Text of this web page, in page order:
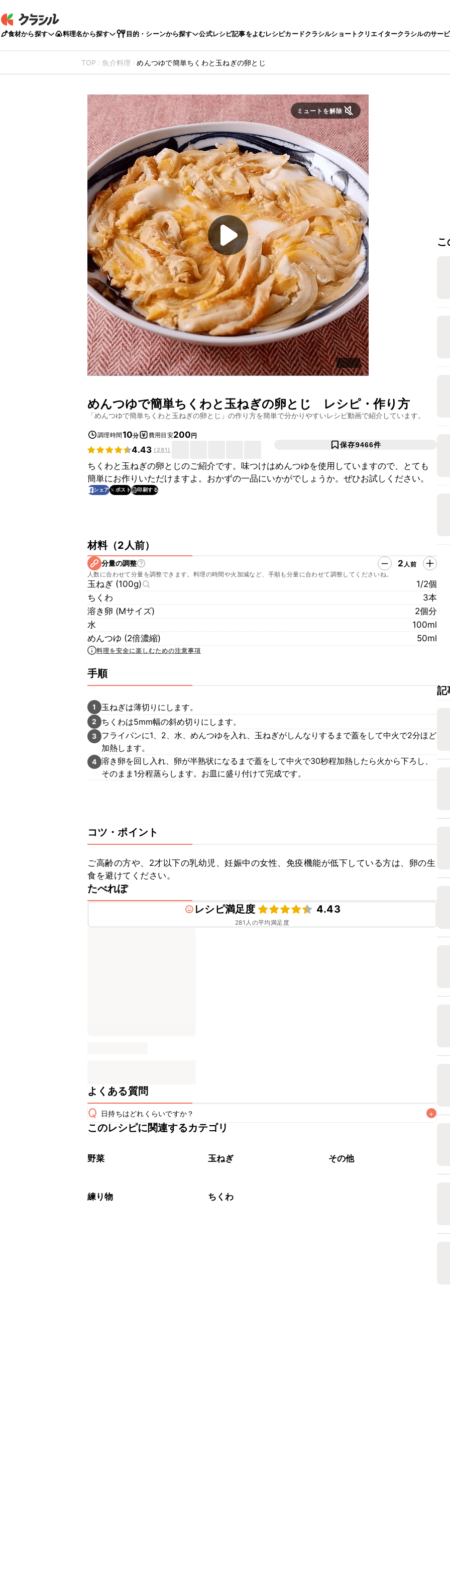
食材から探す 料理名から探す 目的・シーンから探す 公式レシピ記事をよむレシピカードクラシルショートクリエイタークラシルのサー
TOP 魚介料理 めんつゆで簡単ちくわと玉ねぎの卵とじ
ミュートを解除
めんつゆで簡単ちくわと玉ねぎの卵とじ レシピ・作り方
「めんつゆで簡単ちくわと玉ねぎの卵とじ 」の作り方を簡単で分かりやすいレシピ動画で紹介しています。
調理時間10分 費用目安200円
4.43 (281)
保存9466件
ちくわと玉ねぎの卵とじのご紹介です。味つけはめんつゆを使用していますので、とても
簡単にお作りいただけますよ。おかずの一品にいかがでしょうか。ぜひお試しください。
シェア ポスト 印刷する
材料（2人前）
分量の調整 2 人前
人数に合わせて分量を調整できます。料理の時間や火加減など、手順も分量に合わせて調整してくださいね。
玉ねぎ (100g)
1/2個
ちくわ
3本
溶き卵 (Mサイズ)
2個分
水
100ml
めんつゆ (2倍濃縮)
50ml
料理を安全に楽しむための注意事項
手順
1 玉ねぎは薄切りにします。
2 ちくわは5mm幅の斜め切りにします。
3
フライパンに1、2、水、めんつゆを入れ、玉ねぎがしんなりするまで蓋をして中火で2分ほど
加熱します。
4 溶き卵を回し入れ、卵が半熟状になるまで蓋をして中火で30秒程加熱したら火から下ろし、
そのまま1分程蒸らします。お皿に盛り付けて完成です。
コツ・ポイント
ご高齢の方や、2才以下の乳幼児、妊娠中の女性、免疫機能が低下している方は、卵の生
食を避けてください。
たべれぽ
レシピ満足度
4.43
281 人の平均満足度
よくある質問
Q 日持ちはどれくらいですか？ +
保存期間は冷蔵で翌日中が目安です。なるべくお早めにお召し上がりください。
※日持ちは目安です。
このレシピに関連するカテゴリ
野菜 玉ねぎ その他
練り物 ちくわ
記